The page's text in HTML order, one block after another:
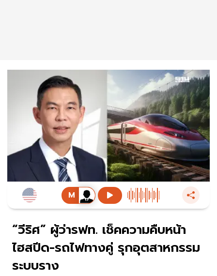
“วีริศ” ผู้ว่ารฟท. เช็คความคืบหน้า
ไฮสปีด-รถไฟทางคู่ รุกอุตสาหกรรม
ระบบราง